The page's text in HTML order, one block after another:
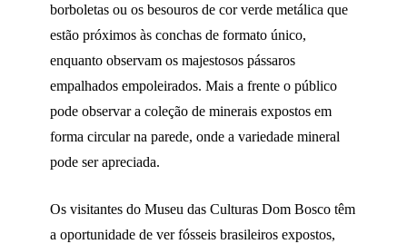
borboletas ou os besouros de cor verde metálica que
estão próximos às conchas de formato único,
enquanto observam os majestosos pássaros
empalhados empoleirados. Mais a frente o público
pode observar a coleção de minerais expostos em
forma circular na parede, onde a variedade mineral
pode ser apreciada.
Os visitantes do Museu das Culturas Dom Bosco têm
a oportunidade de ver fósseis brasileiros expostos,